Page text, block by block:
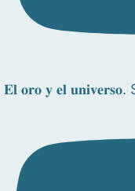
𝐄𝐥 𝐨𝐫𝐨 𝐲 𝐞𝐥